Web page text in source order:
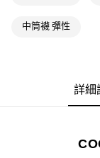
每筆NT$80，滿
付款後7-11取貨
中筒襪 彈性
詳細